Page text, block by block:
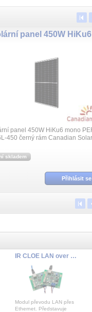
panel 450W HiKu6 mono
450 černý rám Canadian Solar
skladem
Přihlásit se
IR CLOE LAN over ethernet modu
Modul převodu LAN přes
Ethernet. Představuje